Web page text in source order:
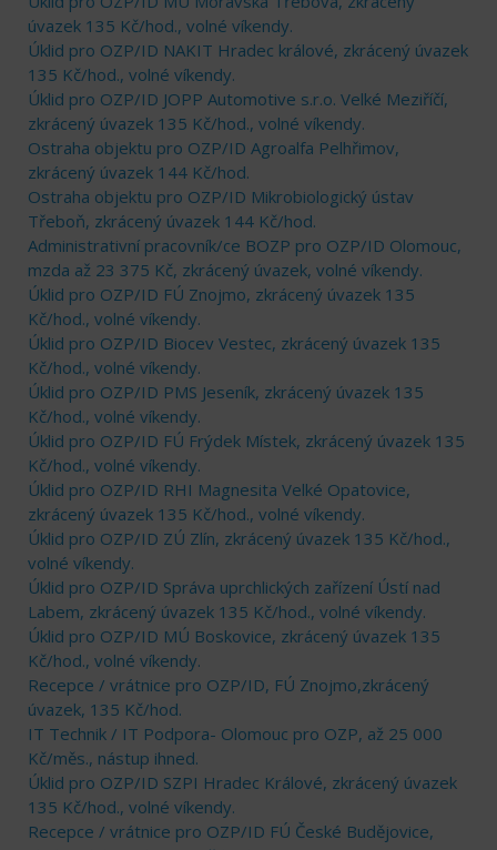
úvazek 135 Kč/hod., volné víkendy.
Úklid pro OZP/ID NAKIT Hradec králové, zkrácený úvazek
135 Kč/hod., volné víkendy.
Úklid pro OZP/ID JOPP Automotive s.r.o. Velké Meziříčí,
zkrácený úvazek 135 Kč/hod., volné víkendy.
Ostraha objektu pro OZP/ID Agroalfa Pelhřimov,
zkrácený úvazek 144 Kč/hod.
Ostraha objektu pro OZP/ID Mikrobiologický ústav
Třeboň, zkrácený úvazek 144 Kč/hod.
Administrativní pracovník/ce BOZP pro OZP/ID Olomouc,
mzda až 23 375 Kč, zkrácený úvazek, volné víkendy.
Úklid pro OZP/ID FÚ Znojmo, zkrácený úvazek 135
Kč/hod., volné víkendy.
Úklid pro OZP/ID Biocev Vestec, zkrácený úvazek 135
Kč/hod., volné víkendy.
Úklid pro OZP/ID PMS Jeseník, zkrácený úvazek 135
Kč/hod., volné víkendy.
Úklid pro OZP/ID FÚ Frýdek Místek, zkrácený úvazek 135
Kč/hod., volné víkendy.
Úklid pro OZP/ID RHI Magnesita Velké Opatovice,
zkrácený úvazek 135 Kč/hod., volné víkendy.
Úklid pro OZP/ID ZÚ Zlín, zkrácený úvazek 135 Kč/hod.,
volné víkendy.
Úklid pro OZP/ID Správa uprchlických zařízení Ústí nad
Labem, zkrácený úvazek 135 Kč/hod., volné víkendy.
Úklid pro OZP/ID MÚ Boskovice, zkrácený úvazek 135
Kč/hod., volné víkendy.
Recepce / vrátnice pro OZP/ID, FÚ Znojmo,zkrácený
úvazek, 135 Kč/hod.
IT Technik / IT Podpora- Olomouc pro OZP, až 25 000
Kč/měs., nástup ihned.
Úklid pro OZP/ID SZPI Hradec Králové, zkrácený úvazek
135 Kč/hod., volné víkendy.
Recepce / vrátnice pro OZP/ID FÚ České Budějovice,